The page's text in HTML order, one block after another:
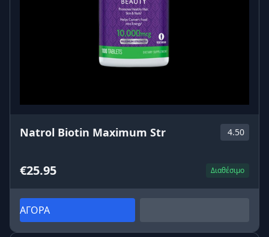
Natrol Biotin Maximum Str 4.50
€25.95 Διαθέσιμο
ΑΓΟΡΑ